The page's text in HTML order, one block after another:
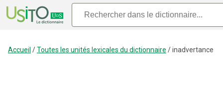
Accueil /Toutes les unités lexicales du dictionnaire /inadvertance